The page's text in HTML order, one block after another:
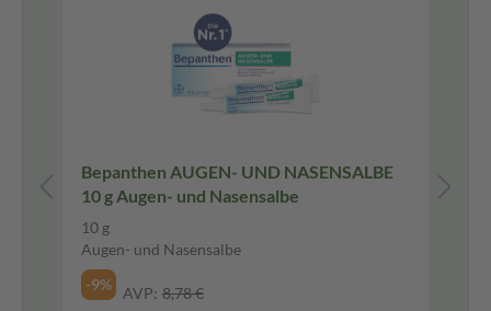
Bepanthen AUGEN- UND NASENSALBE
10 g Augen- und Nasensalbe
10 g
Augen- und Nasensalbe
-9%
AVP: 8,78 €